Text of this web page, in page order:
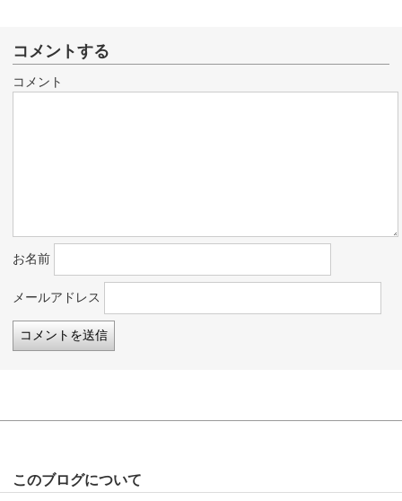
コメントする
コメント
お名前
メールアドレス
このブログについて